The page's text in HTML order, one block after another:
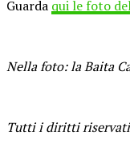
Guarda qui le foto
Nella foto: la Baita
Tutti i diritti